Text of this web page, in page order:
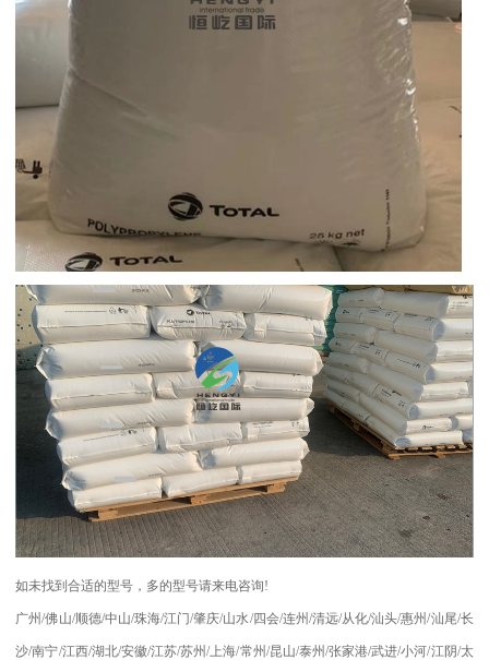
如未找到合适的型号，多的型号请来电咨询!
广州/佛山/顺德/中山/珠海/江门/肇庆/山水/四会/连州 /清远/从化/汕头/惠州/汕尾/长
沙/南宁/江西/湖北/安徽/江苏/苏州/上海/常州 /昆山/泰州 /张家港/武进/小河/江阴/太